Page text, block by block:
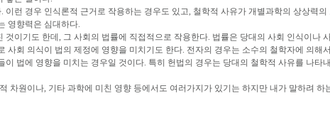
이런 경우 인식론적 근거로 작용하는 경우도 있고, 철학적 사유가 개별과학의 상상력
영향력은 심대하다.
이기도 한데, 그 사회의 법률에 직접적으로 작용한다. 법률은 당대의 사회 인식이나
사회 의식이 법의 제정에 영향을 미치기도 한다. 전자의 경우는 소수의 철학자에 의
법에 영향을 미치는 경우일 것이다. 특히 헌법의 경우는 당대의 철학적 사유를 나타
차원이나, 기타 과학에 미친 영향 등에서도 여러가지가 있기는 하지만 내가 말하려